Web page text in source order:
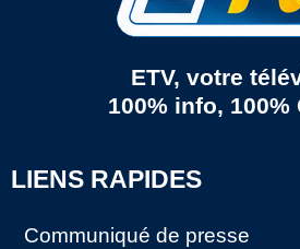
ETV, votre
100% info, 100%
LIENS RAPIDES
Communiqué de presse